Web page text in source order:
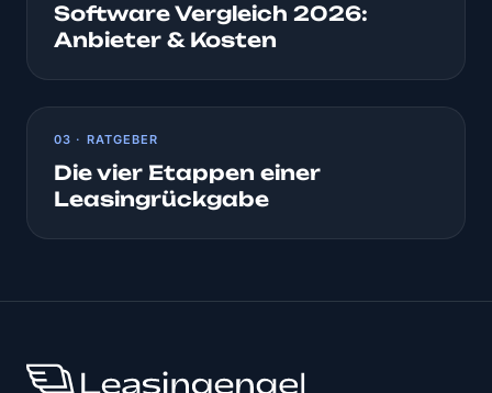
Software Vergleich 2026:
Anbieter & Kosten
03 · RATGEBER
Die vier Etappen einer
Leasingrückgabe